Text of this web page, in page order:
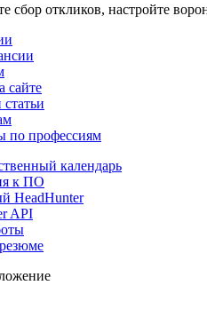
сбор откликов, настройте
сайте
по профессиям
календарь
к ПО
HeadHunter
API